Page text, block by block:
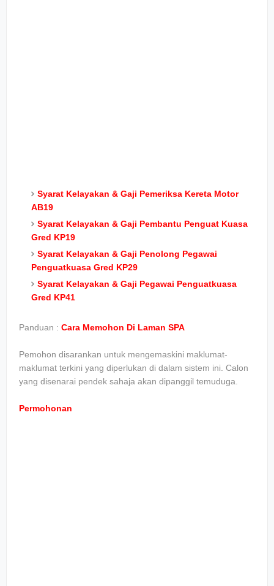
Syarat Kelayakan & Gaji Pemeriksa Kereta Motor
AB19
Syarat Kelayakan & Gaji Pembantu Penguat Kuasa
Gred KP19
Syarat Kelayakan & Gaji Penolong Pegawai
Penguatkuasa Gred KP29
Syarat Kelayakan & Gaji Pegawai Penguatkuasa
Gred KP41
Panduan : Cara Memohon Di Laman SPA
Pemohon disarankan untuk mengemaskini maklumat-
maklumat terkini yang diperlukan di dalam sistem ini. Calon
yang disenarai pendek sahaja akan dipanggil temuduga.
Permohonan